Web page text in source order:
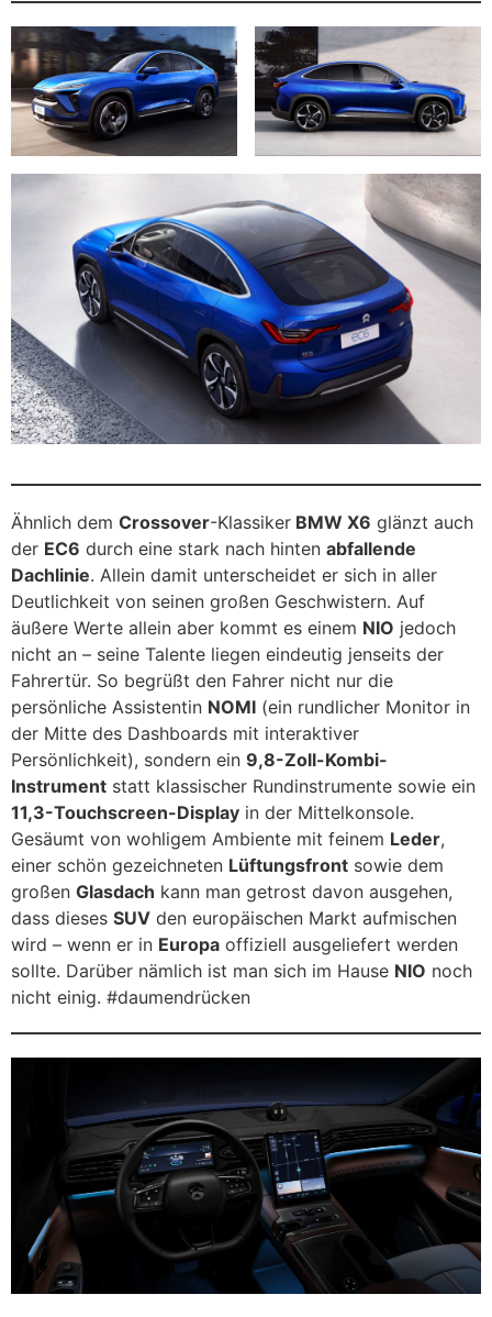
Ähnlich dem Crossover-Klassiker BMW X6 glänzt auch
der EC6 durch eine stark nach hinten abfallende
Dachlinie. Allein damit unterscheidet er sich in aller
Deutlichkeit von seinen großen Geschwistern. Auf
äußere Werte allein aber kommt es einem NIO jedoch
nicht an – seine Talente liegen eindeutig jenseits der
Fahrertür. So begrüßt den Fahrer nicht nur die
persönliche Assistentin NOMI (ein rundlicher Monitor in
der Mitte des Dashboards mit interaktiver
Persönlichkeit), sondern ein 9,8-Zoll-Kombi-
Instrument statt klassischer Rundinstrumente sowie ein
11,3-Touchscreen-Display in der Mittelkonsole.
Gesäumt von wohligem Ambiente mit feinem Leder,
einer schön gezeichneten Lüftungsfront sowie dem
großen Glasdach kann man getrost davon ausgehen,
dass dieses SUV den europäischen Markt aufmischen
wird – wenn er in Europa offiziell ausgeliefert werden
sollte. Darüber nämlich ist man sich im Hause NIO noch
nicht einig. #daumendrücken